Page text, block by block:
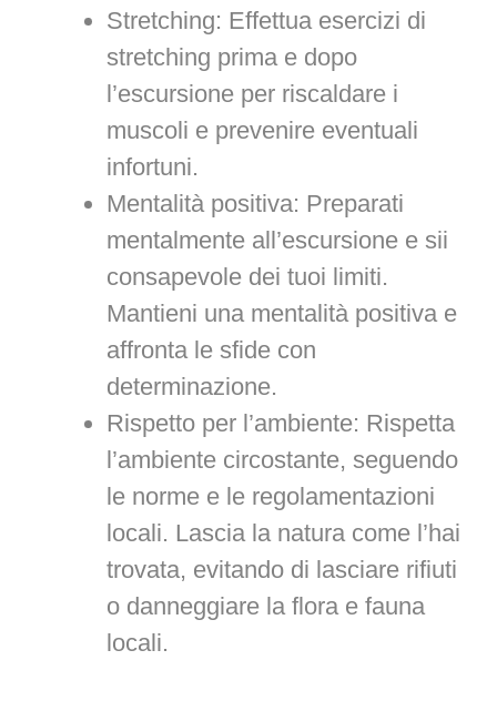
Stretching: Effettua esercizi di
stretching prima e dopo
l’escursione per riscaldare i
muscoli e prevenire eventuali
infortuni.
Mentalità positiva: Preparati
mentalmente all’escursione e sii
consapevole dei tuoi limiti.
Mantieni una mentalità positiva e
affronta le sfide con
determinazione.
Rispetto per l’ambiente: Rispetta
l’ambiente circostante, seguendo
le norme e le regolamentazioni
locali. Lascia la natura come l’hai
trovata, evitando di lasciare rifiuti
o danneggiare la flora e fauna
locali.